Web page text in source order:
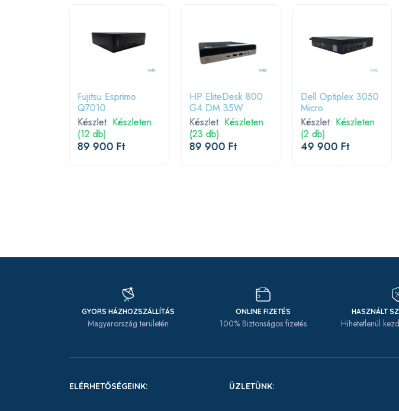
Fujitsu Esprimo
Q7010
Készlet: Készleten
(12 db)
89 900 Ft
HP EliteDesk 800
G4 DM 35W
Készlet: Készleten
(23 db)
89 900 Ft
Dell Optiplex 3050
Micro
Készlet: Készleten
(2 db)
49 900 Ft
GYORS HÁZHOZSZÁLLÍTÁS
Magyarország területén
ONLINE FIZETÉS
100% Biztonságos fizetés
HASZNÁLT
Hihetetlenül
ELÉRHETŐSÉGEINK: ÜZLETÜNK: